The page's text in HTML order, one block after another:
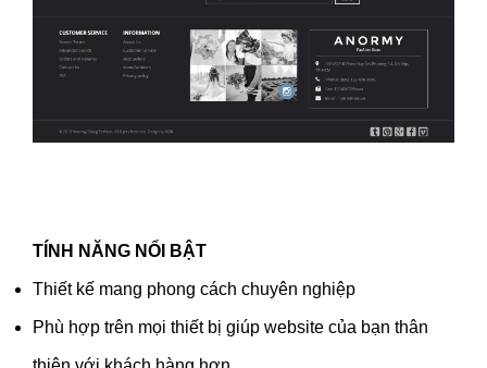
TÍNH NĂNG NỔI BẬT
Thiết kế mang phong cách chuyên nghiệp
Phù hợp trên mọi thiết bị giúp website của bạn thân